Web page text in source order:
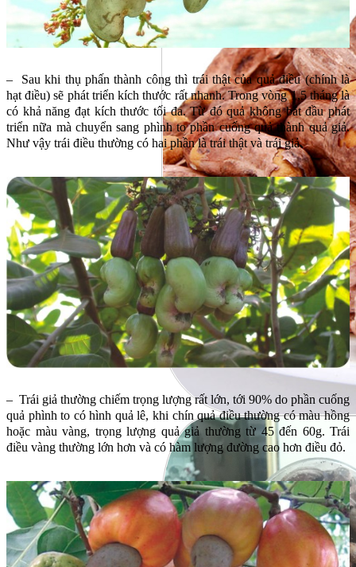
– Sau khi thụ phấn thành công thì trái thật của quả điều (chính là
hạt điều) sẽ phát triển kích thước rất nhanh. Trong vòng 1,5 tháng là
có khả năng đạt kích thước tối đa. Từ đó quả không bắt đầu phát
triển nữa mà chuyển sang phình to phần cuống quả thành quả giả.
Như vậy trái điều thường có hai phần là trái thật và trái giả.
– Trái giả thường chiếm trọng lượng rất lớn, tới 90% do phần cuống
quả phình to có hình quả lê, khi chín quả điều thường có màu hồng
hoặc màu vàng, trọng lượng quả giả thường từ 45 đến 60g. Trái
điều vàng thường lớn hơn và có hàm lượng đường cao hơn điều đỏ.